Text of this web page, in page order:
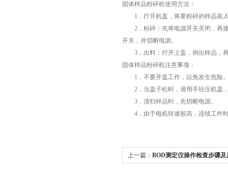
固体样品粉碎机使用方法：
1．拧开机盖，将要粉碎的样品装
2．粉碎：先将电源开关关闭，再接
开关，并切断电源。
3．出料：拧开上盖，倒出样品，
固体样品粉碎机注意事项：
1．不要开盖工作，以免发生危险
2．当盖子松时，请用手轻压机盖
3．清扫样品时，先切断电源。
4．由于电机转速较高，连续工作时
上一篇： BOD测定仪操作检查步骤及